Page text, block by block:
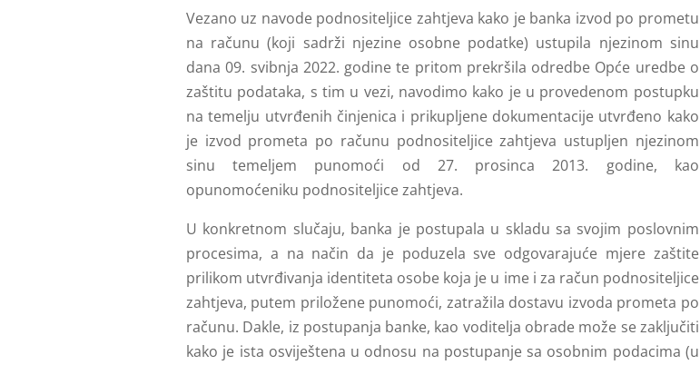
Vezano uz navode podnositeljice zahtjeva kako je banka izvod po prometu
na računu (koji sadrži njezine osobne podatke) ustupila njezinom sinu
dana 09. svibnja 2022. godine te pritom prekršila odredbe Opće uredbe o
zaštitu podataka, s tim u vezi, navodimo kako je u provedenom postupku
na temelju utvrđenih činjenica i prikupljene dokumentacije utvrđeno kako
je izvod prometa po računu podnositeljice zahtjeva ustupljen njezinom
sinu temeljem punomoći od 27. prosinca 2013. godine, kao
opunomoćeniku podnositeljice zahtjeva.
U konkretnom slučaju, banka je postupala u skladu sa svojim poslovnim
procesima, a na način da je poduzela sve odgovarajuće mjere zaštite
prilikom utvrđivanja identiteta osobe koja je u ime i za račun podnositeljice
zahtjeva, putem priložene punomoći, zatražila dostavu izvoda prometa po
računu. Dakle, iz postupanja banke, kao voditelja obrade može se zaključiti
kako je ista osviještena u odnosu na postupanje sa osobnim podacima (u